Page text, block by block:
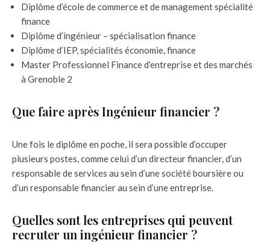
Diplôme d’école de commerce et de management spécialité
finance
Diplôme d’ingénieur – spécialisation finance
Diplôme d’IEP, spécialités économie, finance
Master Professionnel Finance d’entreprise et des marchés
à Grenoble 2
Que faire après Ingénieur financier ?
Une fois le diplôme en poche, il sera possible d’occuper
plusieurs postes, comme celui d’un directeur financier, d’un
responsable de services au sein d’une société boursière ou
d’un responsable financier au sein d’une entreprise.
Quelles sont les entreprises qui peuvent
recruter un ingénieur financier ?